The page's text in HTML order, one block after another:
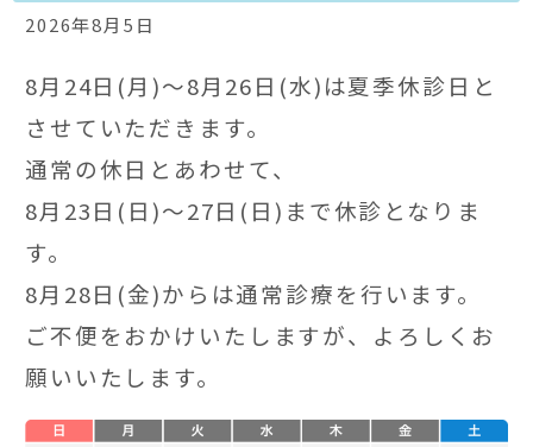
2026年8月5日
8月24日(月)〜8月26日(水)は夏季休診日と
させていただきます。
通常の休日とあわせて、
8月23日(日)〜27日(日)まで休診となりま
す。
8月28日(金)からは通常診療を行います。
ご不便をおかけいたしますが、よろしくお
願いいたします。